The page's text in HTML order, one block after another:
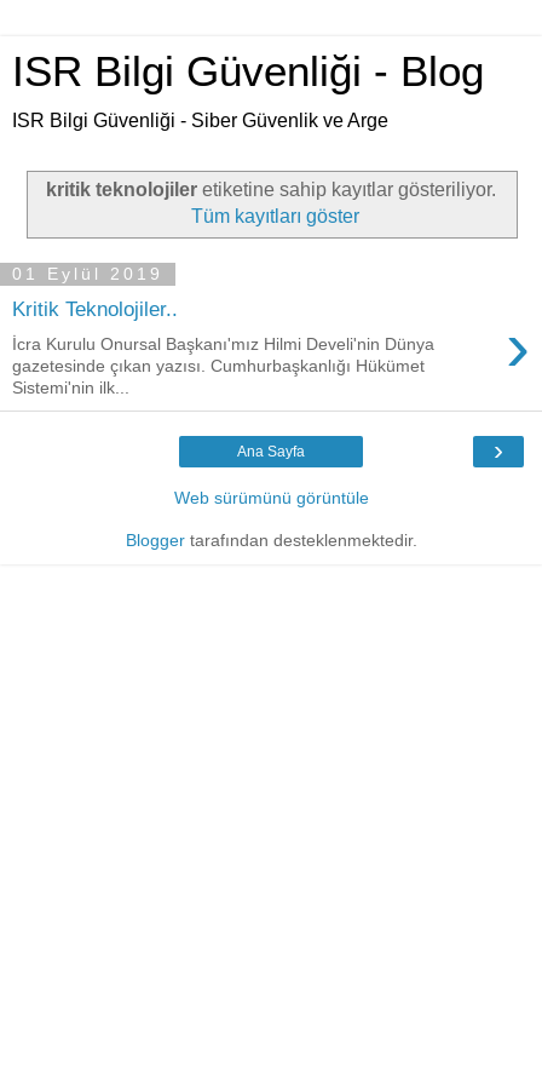
ISR Bilgi Güvenliği - Blog
ISR Bilgi Güvenliği - Siber Güvenlik ve Arge
kritik teknolojiler etiketine sahip kayıtlar gösteriliyor.
Tüm kayıtları göster
01 Eylül 2019
Kritik Teknolojiler.. ›
İcra Kurulu Onursal Başkanı'mız Hilmi Develi'nin Dünya
gazetesinde çıkan yazısı. Cumhurbaşkanlığı Hükümet
Sistemi'nin ilk...
›
Ana Sayfa
Web sürümünü görüntüle
Bloggertarafından desteklenmektedir.